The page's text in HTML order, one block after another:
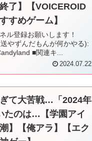
了】【VOICEROID
すめゲーム】
ル登録お願いします！
やずんだもんが何かやる):
■関連キ...
2024.07.22
ぎて大苦戦…「2024年
たのは…【学園アイ
】【俺アラ】【エク